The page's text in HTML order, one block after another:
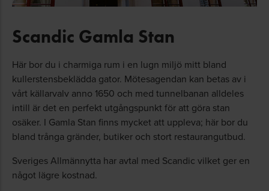
Scandic Gamla Stan
Här bor du i charmiga rum i en lugn miljö mitt bland
kullerstensbeklädda gator. Mötesagendan kan betas av i
vårt källarvalv anno 1650 och med tunnelbanan alldeles
intill är det en perfekt utgångspunkt för att göra stan
osäker. I Gamla Stan finns mycket att uppleva; här bor du
bland trånga gränder, butiker och stort restaurangutbud.
Sveriges Allmännytta har avtal med Scandic vilket ger en
något lägre kostnad.